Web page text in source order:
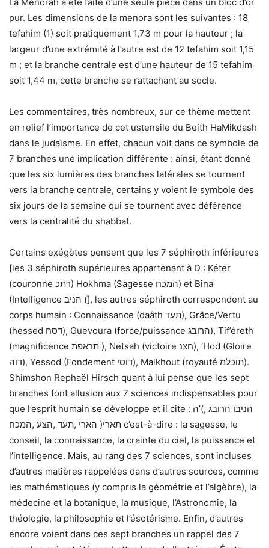
pur. Les dimensions de la menora sont les suivantes : 18
tefahim (1) soit pratiquement 1,73 m pour la hauteur ; la
largeur d’une extrémité à l’autre est de 12 tefahim soit 1,15
m ; et la branche centrale est d’une hauteur de 15 tefahim
soit 1,44 m, cette branche se rattachant au socle.
Les commentaires, très nombreux, sur ce thème mettent
en relief l’importance de cet ustensile du Beith HaMikdash
dans le judaïsme. En effet, chacun voit dans ce symbole de
7 branches une implication différente : ainsi, étant donné
que les six lumières des branches latérales se tournent
vers la branche centrale, certains y voient le symbole des
six jours de la semaine qui se tournent avec déférence
vers la centralité du shabbat.
Certains exégètes pensent que les 7 séphiroth inférieures
[les 3 séphiroth supérieures appartenant à D : Kéter
(couronne רתכ) Hokhma (Sagesse המכח) et Bina
(Intelligence הניב (], les autres séphiroth correspondent au
corps humain : Connaissance (daâth תעד), Grâce/Vertu
(hessed דסח), Guevoura (force/puissance הרובג), Tif’éreth
(magnificence תראפת ), Netsah (victoire חצנ), ‘Hod (Gloire
דוה), Yessod (Fondement דוסי), Malkhout (royauté תוכלמ).
Shimshon Rephaël Hirsch quant à lui pense que les sept
branches font allusion aux 7 sciences indispensables pour
que l’esprit humain se développe et il cite : הניבו הרובג ,)’ה
תארי( הארי ,תעד ,הצע ,המכח c’est-à-dire : la sagesse, le
conseil, la connaissance, la crainte du ciel, la puissance et
l’intelligence. Mais, au rang des 7 sciences, sont incluses
d’autres matières rappelées dans d’autres sources, comme
les mathématiques (y compris la géométrie et l’algèbre), la
médecine et la botanique, la musique, l’Astronomie, la
théologie, la philosophie et l’ésotérisme. Enfin, d’autres
encore voient dans ces sept branches un rappel des 7